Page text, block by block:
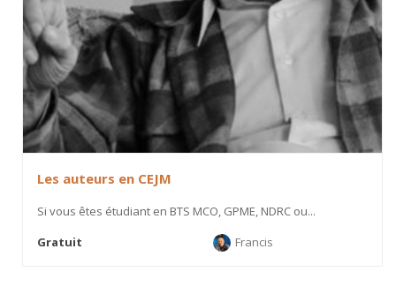
Les auteurs en CEJM
Si vous êtes étudiant en BTS MCO, GPME, NDRC ou...
Gratuit
Francis